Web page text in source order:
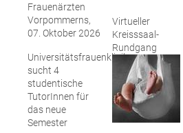
Frauenärzten
Vorpommerns,
07. Oktober 2026
Universitätsfrauenklinik
sucht 4
studentische
TutorInnen für
das neue
Semester
Virtueller
Kreisssaal-
Rundgang